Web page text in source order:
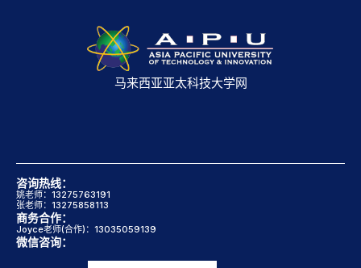
马来西亚亚太科技大学网
咨询热线：
姚老师：13275763191
张老师：13275858113
商务合作：
Joyce老师(合作)：13035059139
微信咨询：